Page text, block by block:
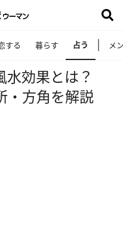
する 暮らす 占う メ
水効果とは？
・方角を解説